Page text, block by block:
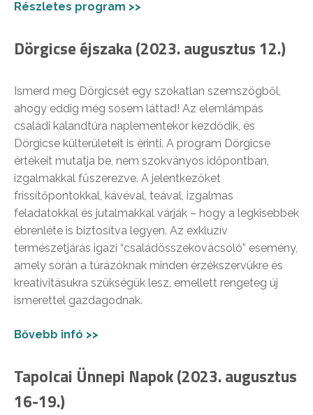
Részletes program >>
Dörgicse éjszaka (2023. augusztus 12.)
Ismerd meg Dörgicsét egy szokatlan szemszögből,
ahogy eddig még sosem láttad! Az elemlámpás
családi kalandtúra naplementekor kezdődik, és
Dörgicse külterületeit is érinti. A program Dörgicse
értékeit mutatja be, nem szokványos időpontban,
izgalmakkal fűszerezve. A jelentkezőket
frissítőpontokkal, kávéval, teával, izgalmas
feladatokkal és jutalmakkal várják – hogy a legkisebbek
ébrenléte is biztosítva legyen. Az exkluzív
természetjárás igazi “családösszekovácsoló” esemény,
amely során a túrázóknak minden érzékszervükre és
kreativitásukra szükségük lesz, emellett rengeteg új
ismerettel gazdagodnak.
Bővebb infó >>
Tapolcai Ünnepi Napok (2023. augusztus
16-19.)